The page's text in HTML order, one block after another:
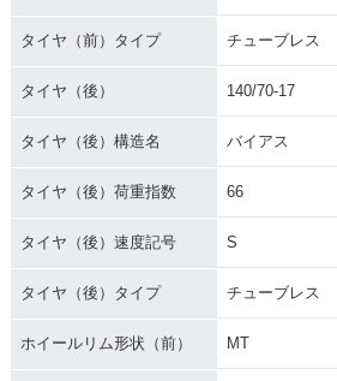
タイヤ（前）タイプ チューブレス
タイヤ（後） 140/70-17
タイヤ（後）構造名 バイアス
タイヤ（後）荷重指数 66
タイヤ（後）速度記号 S
タイヤ（後）タイプ チューブレス
ホイールリム形状（前） MT